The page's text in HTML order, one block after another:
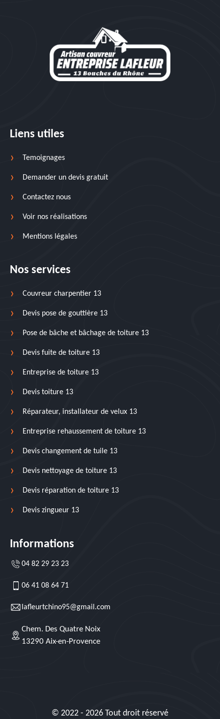
Liens utiles
Temoignages
Demander un devis gratuit
Contactez nous
Voir nos réalisations
Mentions légales
Nos services
Couvreur charpentier 13
Devis pose de gouttière 13
Pose de bâche et bâchage de toiture 13
Devis fuite de toiture 13
Entreprise de toiture 13
Devis toiture 13
Réparateur, installateur de velux 13
Entreprise rehaussement de toiture 13
Devis changement de tuile 13
Devis nettoyage de toiture 13
Devis réparation de toiture 13
Devis zingueur 13
Informations
04 82 29 23 23
06 41 08 64 71
lafleurtchino95@gmail.com
Chem. Des Quatre Noix
13290 Aix-en-Provence
© 2022 - 2026 Tout droit réservé